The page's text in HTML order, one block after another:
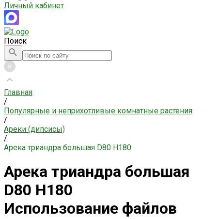
Личный кабинет
Поиск
Главная
/
Популярные и неприхотливые комнатные растения
/
Ареки (дипсисы)
/
Арека триандра большая D80 H180
Арека триандра большая
D80 H180
Использование файлов